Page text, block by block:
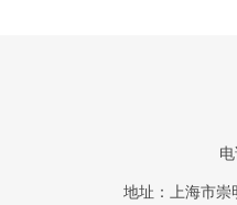
地址：上海市